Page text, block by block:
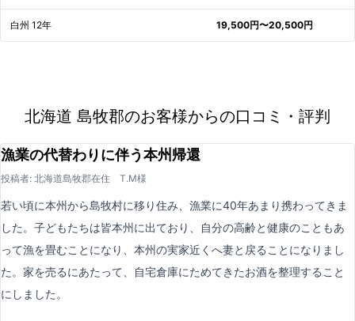
白州 12年 19,500円〜20,500円
北海道 島牧郡のお客様からの口コミ・評判
漁業の代替わりに伴う本州帰還
投稿者: 北海道島牧郡在住 T.M様
若い頃に本州から島牧村に移り住み、漁業に40年あまり携わってきま
した。子どもたちは皆本州に出ており、自分の高齢と健康のこともあ
って漁を畳むことになり、本州の実家近くへ妻と戻ることになりまし
た。家を売るにあたって、自宅倉庫にためてきたお酒を整理すること
にしました。